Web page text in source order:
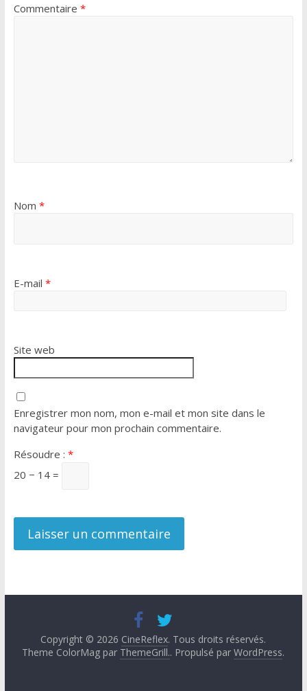
Commentaire *
Nom *
E-mail *
Site web
Enregistrer mon nom, mon e-mail et mon site dans le
navigateur pour mon prochain commentaire.
Résoudre : *
20 − 14 =
Copyright © 2026 CineReflex. Tous droits réservés.
Theme ColorMag par ThemeGrill.. Propulsé parWordPress.